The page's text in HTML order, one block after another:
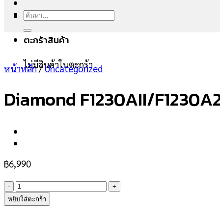
ตะกร้าสินค้า
ไม่มีสินค้าในตะกร้า
ค้นหา:
หน้าหลัก/Uncategorized
Diamond F1230AII/
฿6,990
จำนวน
Diamond
F1230AII/F1230A2
หยิบใส่ตะกร้า